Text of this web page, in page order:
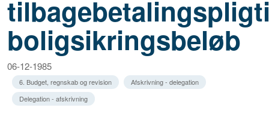
boligsikringsbeløb
06-12-1985
6. Budget, regnskab og revision
Afskrivning - delegation
Delegation - afskrivning